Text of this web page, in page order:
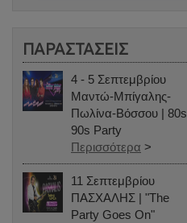
ΠΑΡΑΣΤΑΣΕΙΣ
4 - 5 Σεπτεμβρίου
Μαντώ-Μπίγαλης-
Πωλίνα-Βόσσου | 80s
90s Party
Περισσότερα >
11 Σεπτεμβρίου
ΠΑΣΧΑΛΗΣ | "The
Party Goes On"